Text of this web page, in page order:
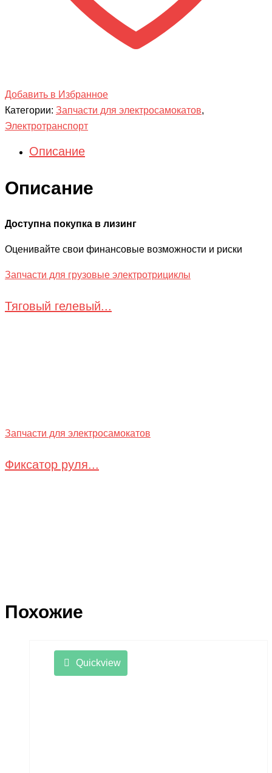
Добавить в Избранное
Категории: Запчасти для электросамокатов,
Электротранспорт
Описание
Описание
Доступна покупка в лизинг
Оценивайте свои финансовые возможности и риски
Запчасти для грузовые электротрициклы
Тяговый гелевый...
Запчасти для электросамокатов
Фиксатор руля...
Похожие
Quickview